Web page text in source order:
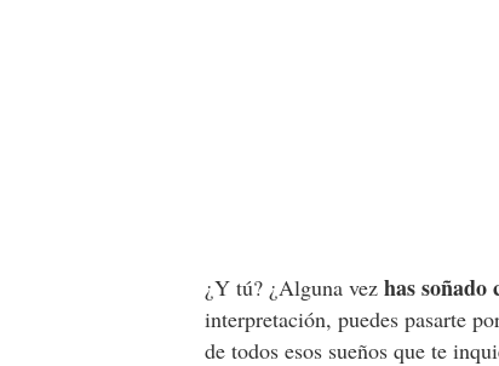
¿Y tú? ¿Alguna vezhas
interpretación, puedes pasarte
de todos esos sueños que te